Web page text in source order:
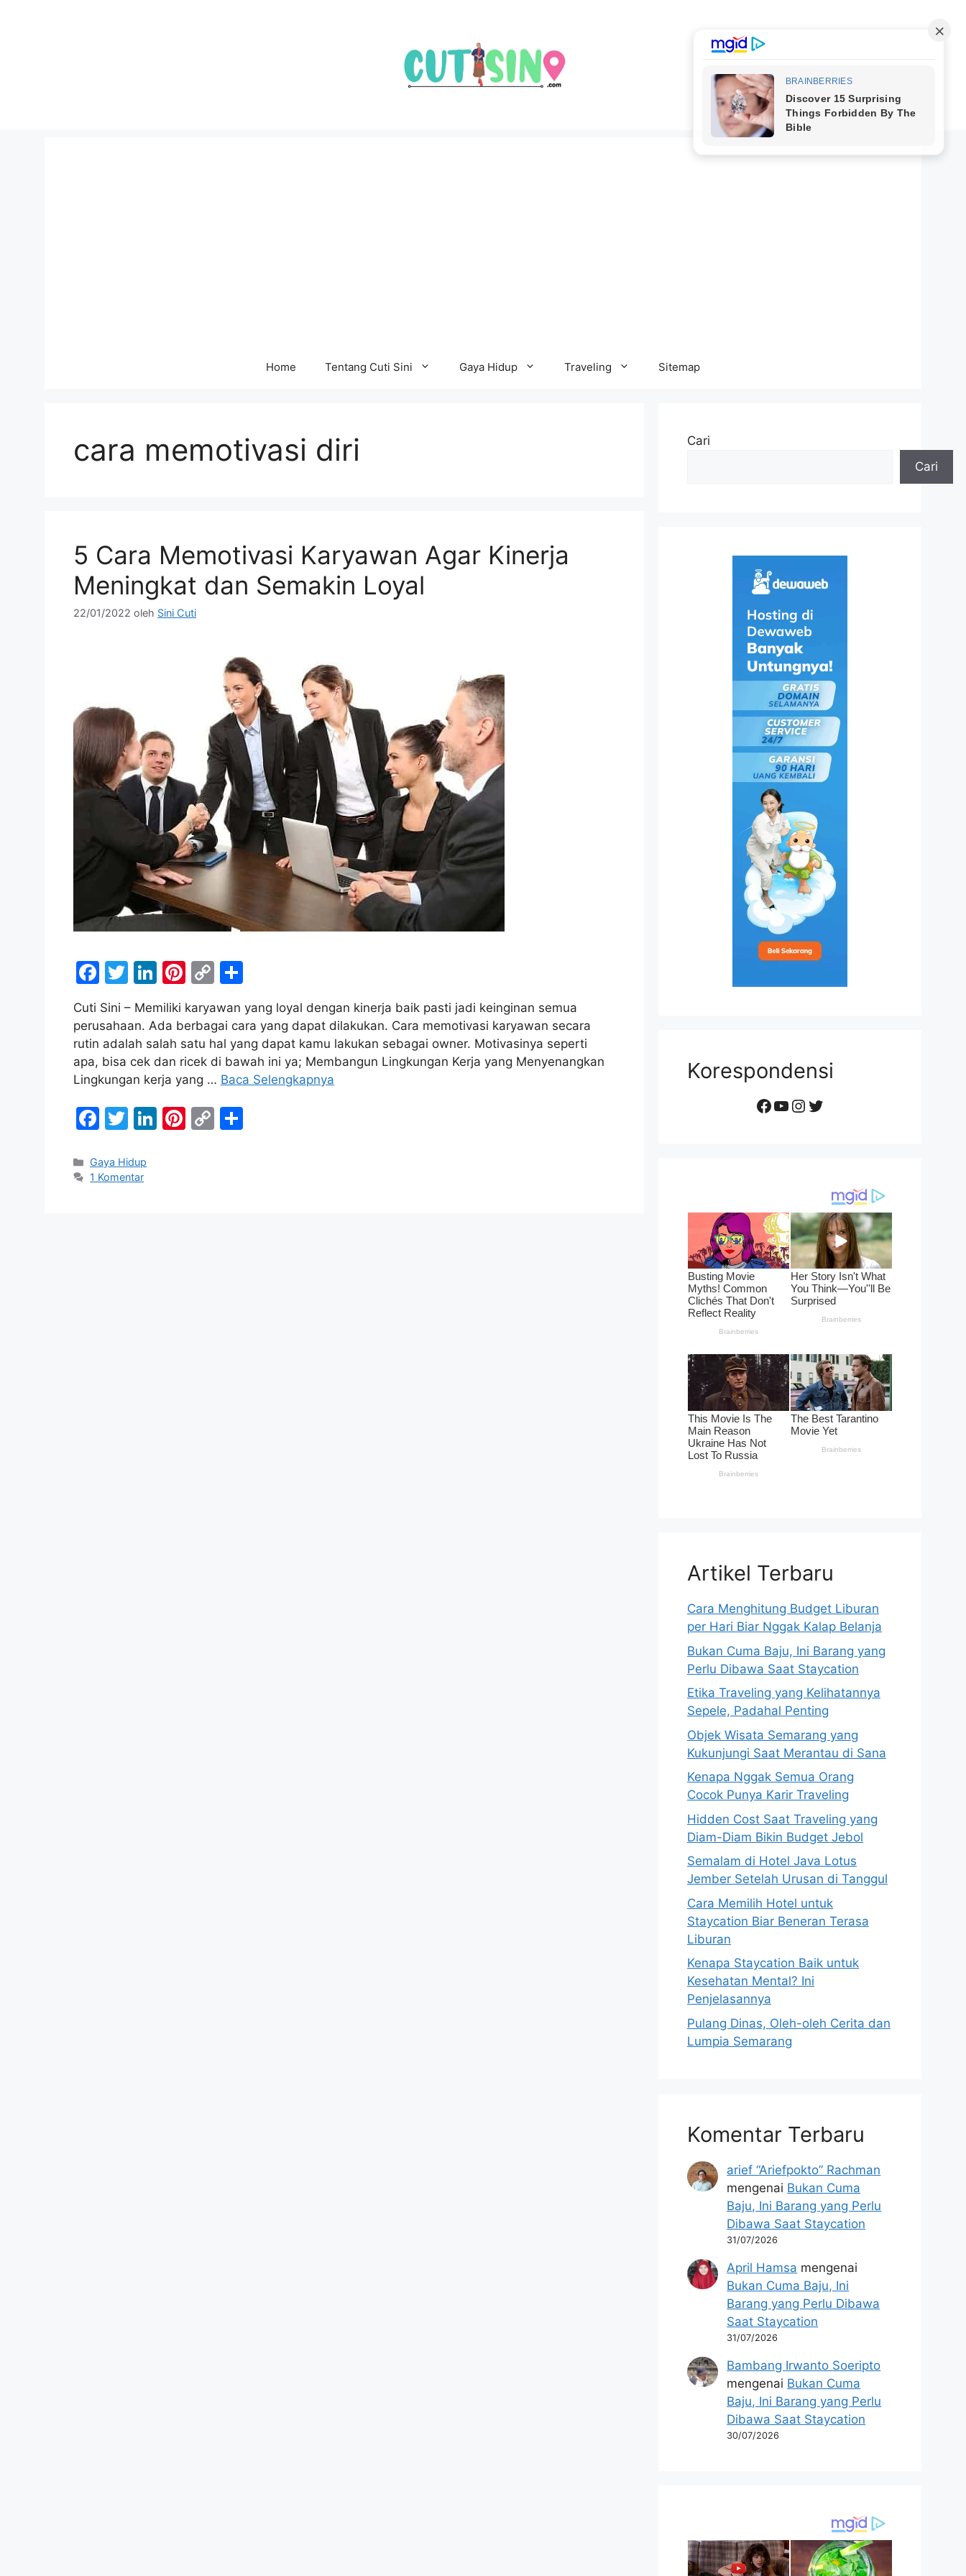
Home Tentang Cuti Sini Gaya Hidup Traveling Sitemap
cara memotivasi diri
5 Cara Memotivasi Karyawan Agar Kinerja
Meningkat dan Semakin Loyal
22/01/2022 oleh Sini Cuti
F
c
e
b
o
o
k
T
itt
er
Li
k
e
dI
n
Pi
er
e
st
C
p
y
Li
n
k
ar
e
Cuti Sini – Memiliki karyawan yang loyal dengan kinerja baik pasti jadi keinginan semua
perusahaan. Ada berbagai cara yang dapat dilakukan. Cara memotivasi karyawan secara
rutin adalah salah satu hal yang dapat kamu lakukan sebagai owner. Motivasinya seperti
apa, bisa cek dan ricek di bawah ini ya; Membangun Lingkungan Kerja yang Menyenangkan
Lingkungan kerja yang … Baca Selengkapnya
F
c
e
T
itt
er
Li Pi C
Kategori
Gaya Hidup
1 Komentar
Cari
Cari
Korespondensi
Facebook
YouTube
Instagram
Twitter
Artikel Terbaru
Cara Menghitung Budget Liburan
per Hari Biar Nggak Kalap Belanja
Bukan Cuma Baju, Ini Barang yang
Perlu Dibawa Saat Staycation
Etika Traveling yang Kelihatannya
Sepele, Padahal Penting
Objek Wisata Semarang yang
Kukunjungi Saat Merantau di Sana
Kenapa Nggak Semua Orang
Cocok Punya Karir Traveling
Hidden Cost Saat Traveling yang
Diam-Diam Bikin Budget Jebol
Semalam di Hotel Java Lotus
Jember Setelah Urusan di Tanggul
Cara Memilih Hotel untuk
Staycation Biar Beneran Terasa
Liburan
Kenapa Staycation Baik untuk
Kesehatan Mental? Ini
Penjelasannya
Pulang Dinas, Oleh-oleh Cerita dan
Lumpia Semarang
Komentar Terbaru
arief “Ariefpokto” Rachman
mengenai Bukan Cuma
Baju, Ini Barang yang Perlu
Dibawa Saat Staycation
31/07/2026
April Hamsa mengenai
Bukan Cuma Baju, Ini
Barang yang Perlu Dibawa
Saat Staycation
31/07/2026
Bambang Irwanto Soeripto
mengenai Bukan Cuma
Baju, Ini Barang yang Perlu
Dibawa Saat Staycation
30/07/2026